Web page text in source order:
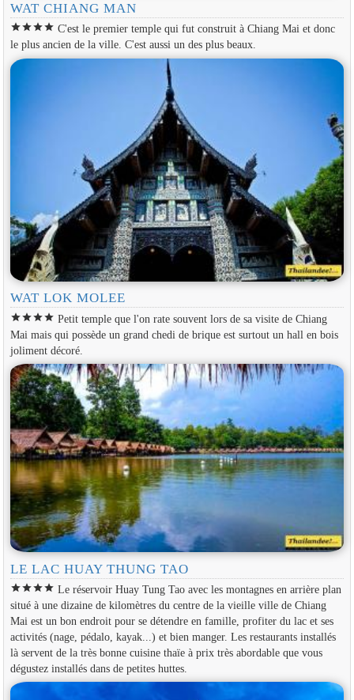
WAT CHIANG MAN
starstarstarstar C'est le premier temple qui fut construit à Chiang Mai et donc
le plus ancien de la ville. C'est aussi un des plus beaux.
WAT LOK MOLEE
starstarstarstar Petit temple que l'on rate souvent lors de sa visite de Chiang
Mai mais qui possède un grand chedi de brique est surtout un hall en bois
joliment décoré.
LE LAC HUAY THUNG TAO
starstarstarstar Le réservoir Huay Tung Tao avec les montagnes en arrière plan
situé à une dizaine de kilomètres du centre de la vieille ville de Chiang
Mai est un bon endroit pour se détendre en famille, profiter du lac et ses
activités (nage, pédalo, kayak...) et bien manger. Les restaurants installés
là servent de la très bonne cuisine thaïe à prix très abordable que vous
dégustez installés dans de petites huttes.